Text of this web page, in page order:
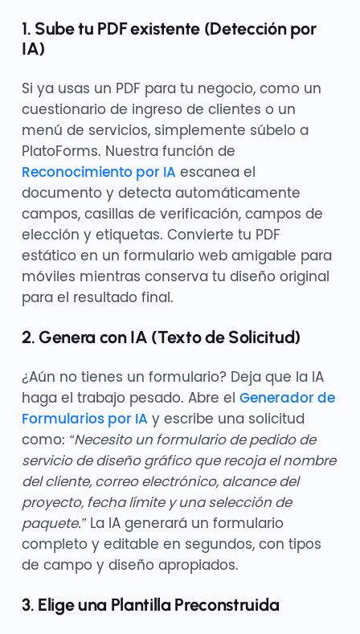
1. Sube tu PDF existente (Detección por
IA)
Si ya usas un PDF para tu negocio, como un
cuestionario de ingreso de clientes o un
menú de servicios, simplemente súbelo a
PlatoForms. Nuestra función de
Reconocimiento por IAescanea el
documento y detecta automáticamente
campos, casillas de verificación, campos de
elección y etiquetas. Convierte tu PDF
estático en un formulario web amigable para
móviles mientras conserva tu diseño original
para el resultado final.
2. Genera con IA (Texto de Solicitud)
¿Aún no tienes un formulario? Deja que la IA
haga el trabajo pesado. Abre el Generador de
Formularios por IAy escribe una solicitud
como: “Necesito un formulario de pedido de
servicio de diseño gráfico que recoja el nombre
del cliente, correo electrónico, alcance del
proyecto, fecha límite y una selección de
paquete.”La IA generará un formulario
completo y editable en segundos, con tipos
de campo y diseño apropiados.
3. Elige una Plantilla Preconstruida